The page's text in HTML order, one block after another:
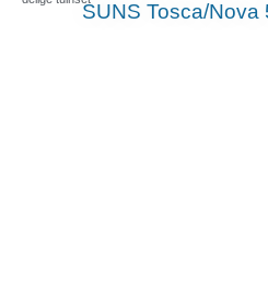
SUNS Tosca/Nova